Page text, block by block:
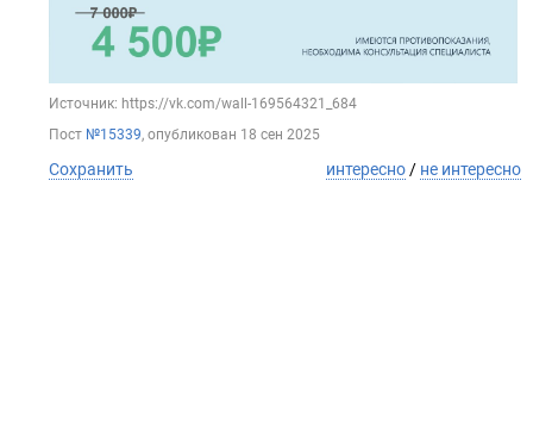
Источник: https://vk.com/wall-169564321_684
Пост №15339, опубликован 18 сен 2025
Сохранить интересно / не интересно